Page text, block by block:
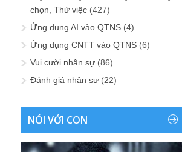
chọn, Thử việc (427)
Ứng dụng AI vào QTNS (4)
Ứng dụng CNTT vào QTNS (6)
Vui cười nhân sự (86)
Đánh giá nhân sự (22)
NÓI VỚI CON